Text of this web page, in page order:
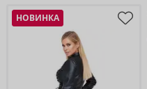
НОВИНКА